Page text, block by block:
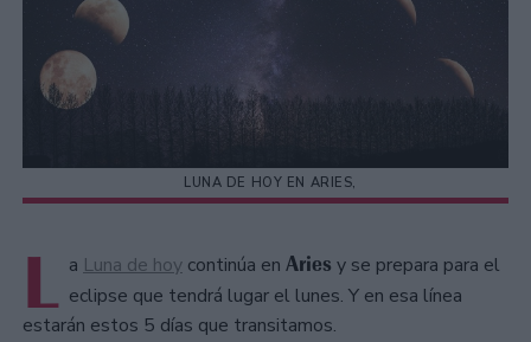
LUNA DE HOY EN ARIES,
L a Luna de hoy continúa en Aries y se prepara para el
eclipse que tendrá lugar el lunes. Y en esa línea
estarán estos 5 días que transitamos.